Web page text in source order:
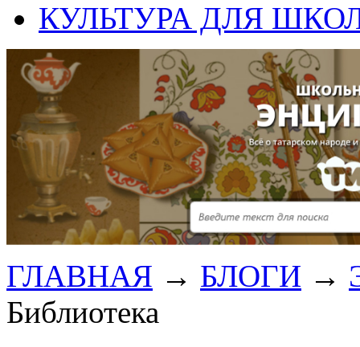
КУЛЬТУРА ДЛЯ
ГЛАВНАЯ → БЛОГИ →
Библиотека